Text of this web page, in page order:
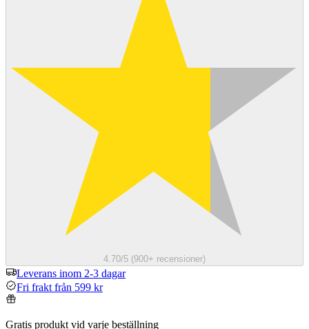
4.70/5 (900+ recensioner)
Leverans inom 2-3 dagar
Fri frakt från 599 kr
Gratis produkt vid varje beställning